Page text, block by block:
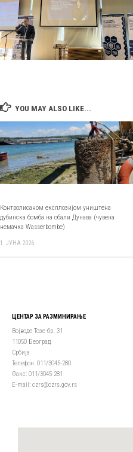
YOU MAY ALSO LIKE...
Контролисаном експлозијом уништена
дубинска бомба на обали Дунава (чувена
немачка Wasserbombe)
1. ЈУНА 2026.
ЦЕНТАР ЗА РАЗМИНИРАЊЕ
Војводе Тозе бр. 31
11050 Београд
Србија
Телефон: 011/3045-280
Факс: 011/3045-281
Е-mail: czrs@czrs.gov.rs